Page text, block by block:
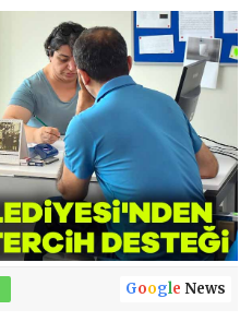
Google News